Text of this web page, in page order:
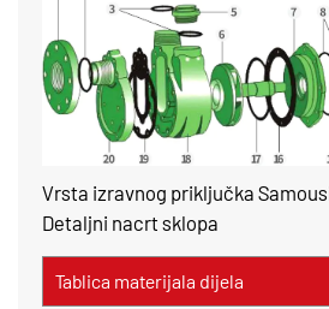
Vrsta izravnog priključka
Detaljni nacrt sklopa
Tablica materijala dijela